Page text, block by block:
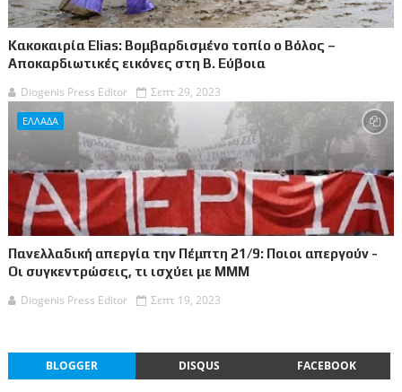
Κακοκαιρία Elias: Βομβαρδισμένο τοπίο ο Βόλος –
Αποκαρδιωτικές εικόνες στη Β. Εύβοια
Diogenis Press Editor
Σεπτ 29, 2023
ΕΛΛΑΔΑ
Πανελλαδική απεργία την Πέμπτη 21/9: Ποιοι απεργούν -
Οι συγκεντρώσεις, τι ισχύει με ΜΜΜ
Diogenis Press Editor
Σεπτ 19, 2023
BLOGGER DISQUS FACEBOOK